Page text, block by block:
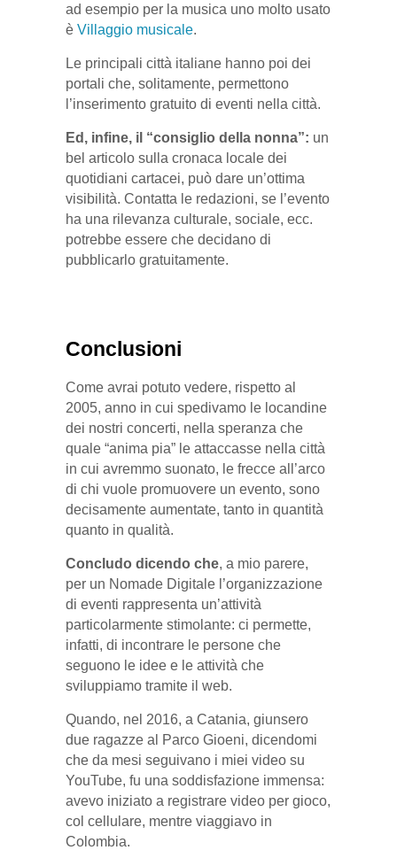
ad esempio per la musica uno molto usato
è Villaggio musicale.
Le principali città italiane hanno poi dei
portali che, solitamente, permettono
l’inserimento gratuito di eventi nella città.
Ed, infine, il “consiglio della nonna”: un
bel articolo sulla cronaca locale dei
quotidiani cartacei, può dare un’ottima
visibilità. Contatta le redazioni, se l’evento
ha una rilevanza culturale, sociale, ecc.
potrebbe essere che decidano di
pubblicarlo gratuitamente.
Conclusioni
Come avrai potuto vedere, rispetto al
2005, anno in cui spedivamo le locandine
dei nostri concerti, nella speranza che
quale “anima pia” le attaccasse nella città
in cui avremmo suonato, le frecce all’arco
di chi vuole promuovere un evento, sono
decisamente aumentate, tanto in quantità
quanto in qualità.
Concludo dicendo che, a mio parere,
per un Nomade Digitale l’organizzazione
di eventi rappresenta un’attività
particolarmente stimolante: ci permette,
infatti, di incontrare le persone che
seguono le idee e le attività che
sviluppiamo tramite il web.
Quando, nel 2016, a Catania, giunsero
due ragazze al Parco Gioeni, dicendomi
che da mesi seguivano i miei video su
YouTube, fu una soddisfazione immensa:
avevo iniziato a registrare video per gioco,
col cellulare, mentre viaggiavo in
Colombia.